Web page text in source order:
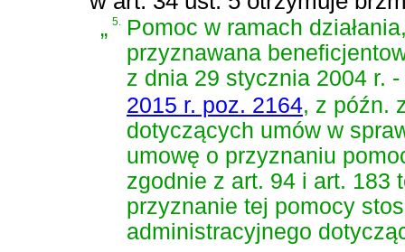
„5.
Pomoc w ramach
przyznawana
z dnia 29 stycznia 2004 r.
2015 r. poz. 2164, z późn.
dotyczących umów w
umowę o przyznaniu
zgodnie z art. 94 i art. 183
przyznanie tej pomocy
administracyjnego